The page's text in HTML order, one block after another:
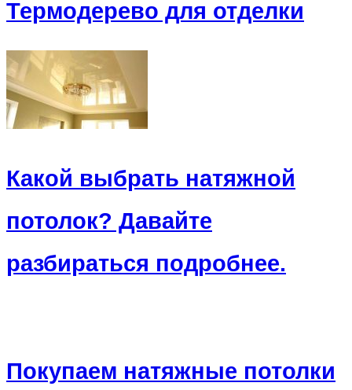
Термодерево для отделки
Какой выбрать натяжной
потолок? Давайте
разбираться подробнее.
Покупаем натяжные потолки